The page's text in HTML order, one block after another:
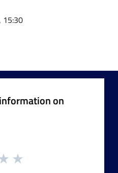
15:30
on